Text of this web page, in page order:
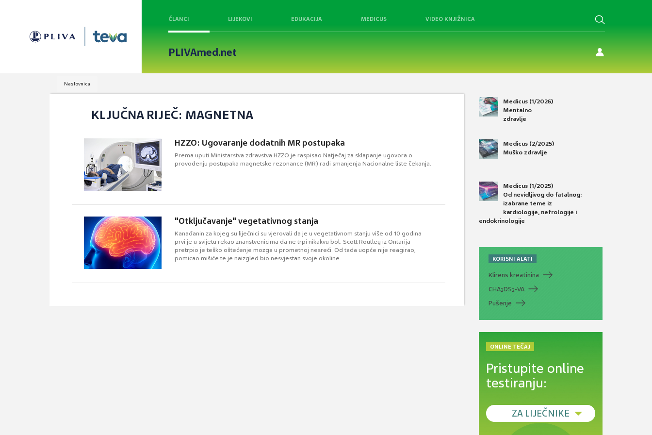
ČLANCI LIJEKOVI EDUKACIJA MEDICUS VIDEO KNJIŽNICA
PLIVAmed.net
Naslovnica
KLJUČNA RIJEČ: MAGNETNA
HZZO: Ugovaranje dodatnih MR postupaka
Prema uputi Ministarstva zdravstva HZZO je raspisao Natječaj za sklapanje ugovora o
provođenju postupaka magnetske rezonance (MR) radi smanjenja Nacionalne liste čekanja.
"Otključavanje" vegetativnog stanja
Kanađanin za kojeg su liječnici su vjerovali da je u vegetativnom stanju više od 10 godina
prvi je u svijetu rekao znanstvenicima da ne trpi nikakvu bol. Scott Routley iz Ontarija
pretrpio je teško oštećenje mozga u prometnoj nesreći. Od tada uopće nije reagirao,
pomicao mišiće te je naizgled bio nesvjestan svoje okoline.
Medicus (1/2026)
Mentalno
zdravlje
Medicus (2/2025)
Muško zdravlje
Medicus (1/2025)
Od nevidljivog do fatalnog:
izabrane teme iz
kardiologije, nefrologije i
endokrinologije
KORISNI ALATI
Klirens kreatinina
CHA2DS2-VA
Pušenje
ONLINE TEČAJ
Pristupite online
testiranju:
ZA LIJEČNIKE